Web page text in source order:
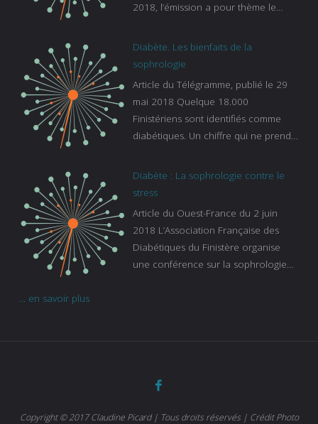
2018, l’émission a pour thème le
bleu :
https://www.francebleu.fr/emissions/l
sur-le-sommeil
Diabète. Les bienfaits de la
sophrologie
Article du Télégramme, publié le 29
mai 2018 Quelque 18.000
Finistériens sont identifiés comme
diabétiques. Un chiffre qui ne prend
s’ignorent. « C’est une pathologie qui
continue à augmenter, souligne
de la Caisse primaire d’assurance-
maladie. C’est aussi une pathologie
qui peut être handicapante et coûte
cher quand on sait que 37 % des
d’autant que le diabète
Diabète : La sophrologie contre le
stress
Article du Ouest-France du 2 juin
2018 L’Association Française des
Diabétiques du Finistère organise
une conférence sur la sophrologie
... en savoir plus
Copyright © 2017 Claudine Picard | Tous droits réservés | Crédit Photo